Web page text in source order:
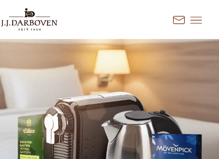
Kontakt
Vyberte zemi a jazyk
Objevte naše nabídky pro váš
trh
DE
EN
FR
Česko
CS
Ireland
EN
Polska
PL